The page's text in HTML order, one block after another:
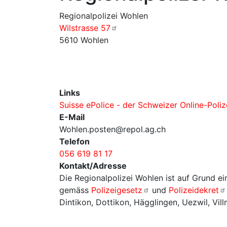
Regionalpolizei Wohlen
Wilstrasse 57
5610 Wohlen
Links
Suisse ePolice - der Schweizer Online-
E-Mail
Wohlen.posten@repol.ag.ch
Telefon
056 619 81 17
Kontakt/Adresse
Die Regionalpolizei Wohlen ist auf Grund
gemäss Polizeigesetz und Polizeidekret
Dintikon, Dottikon, Hägglingen, Uezwil,